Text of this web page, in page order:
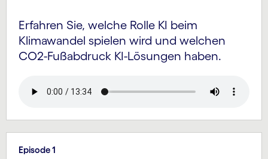
Erfahren Sie, welche Rolle KI beim
Klimawandel spielen wird und welchen
CO2-Fußabdruck KI-Lösungen haben.
Episode 1